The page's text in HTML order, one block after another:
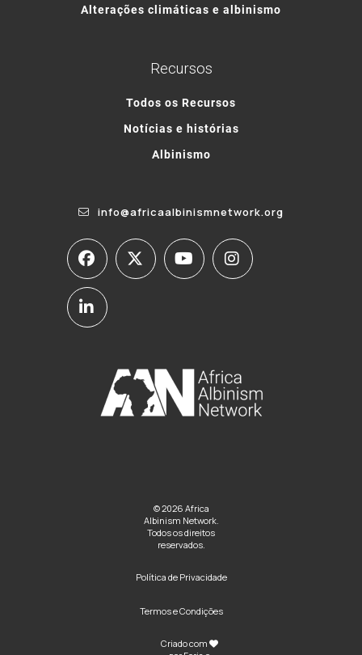
Alterações climáticas e albinismo
Recursos
Todos os Recursos
Notícias e histórias
Albinismo
info@africaalbinismnetwork.org
© 2026 Africa
Albinism Network.
Todos os direitos
reservados.
Política de Privacidade
Termos e Condições
Criado com